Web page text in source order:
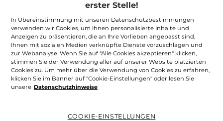
erster Stelle!
In Übereinstimmung mit unseren Datenschutzbestimmungen
verwenden wir Cookies, um Ihnen personalisierte Inhalte und
Anzeigen zu präsentieren, die an Ihre Vorlieben angepasst sind,
Ihnen mit sozialen Medien verknüpfte Dienste vorzuschlagen und
zur Webanalyse. Wenn Sie auf "Alle Cookies akzeptieren" klicken,
stimmen Sie der Verwendung aller auf unserer Website platzierten
Cookies zu. Um mehr über die Verwendung von Cookies zu erfahren,
klicken Sie im Banner auf "Cookie-Einstellungen" oder lesen Sie
unsere Datenschutzhinweise
COOKIE-EINSTELLUNGEN